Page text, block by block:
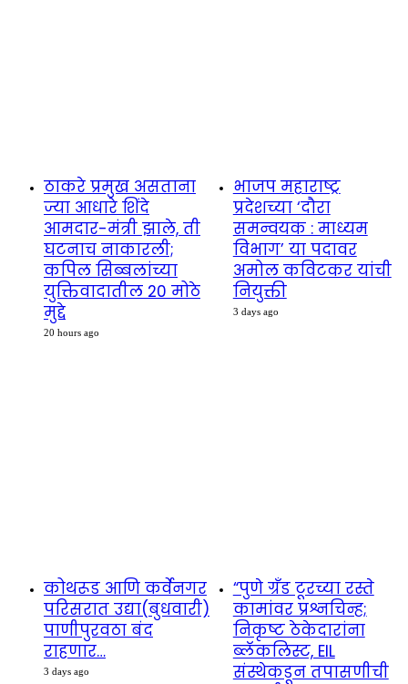
ठाकरे प्रमुख असताना
ज्या आधारे शिंदे
आमदार-मंत्री झाले, ती
घटनाच नाकारली;
कपिल सिब्बलांच्या
युक्तिवादातील 20 मोठे
मुद्दे
20 hours ago
भाजप महाराष्ट्र
प्रदेशच्या ‘दौरा
समन्वयक : माध्यम
विभाग’ या पदावर
अमोल कविटकर यांची
नियुक्ती
3 days ago
कोथरूड आणि कर्वेनगर
परिसरात उद्या(बुधवारी)
पाणीपुरवठा बंद
राहणार…
3 days ago
“पुणे ग्रँड टूरच्या रस्ते
कामांवर प्रश्नचिन्ह;
निकृष्ट ठेकेदारांना
ब्लॅकलिस्ट, EIL
संस्थेकडून तपासणीची